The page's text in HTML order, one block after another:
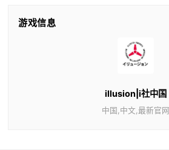
游戏信息
illusion|i社中国
中国,中文,最新官网